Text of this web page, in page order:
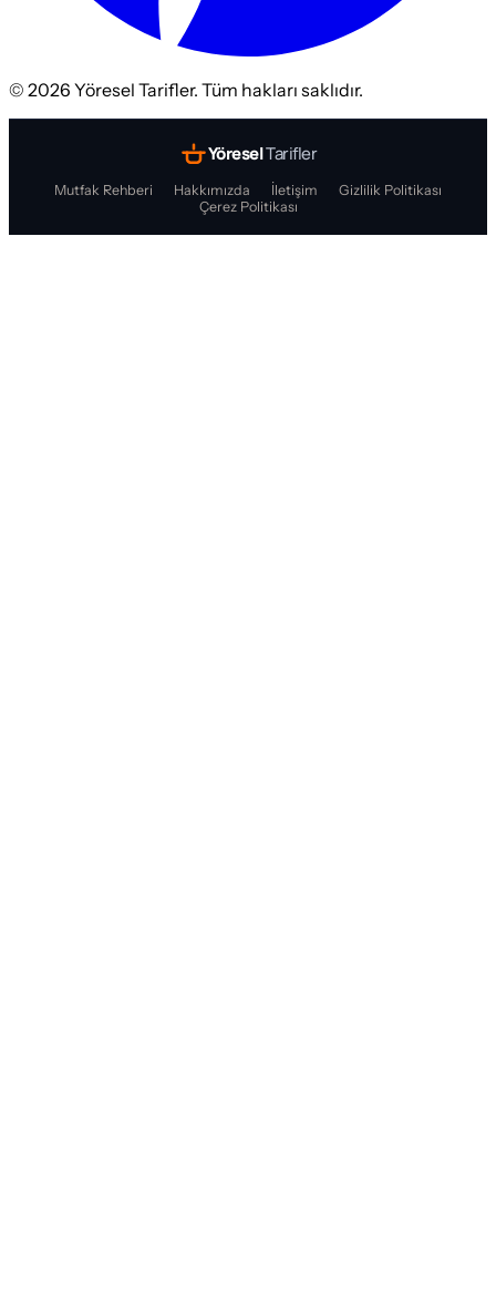
© 2026 Yöresel Tarifler. Tüm hakları saklıdır.
YöreselTarifler
Mutfak Rehberi Hakkımızda İletişim
Gizlilik Politikası
Çerez Politikası